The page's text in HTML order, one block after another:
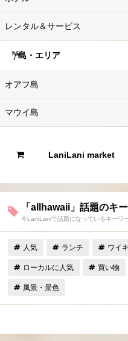
レンタル＆サービス
島・エリア
オアフ島
マウイ島
LaniLani market
「allhawaii」話題のキ
今LaniLaniで話題になっているキーワ
人気 ランチ ワイ
ローカルに人気 買い物
風景・景色